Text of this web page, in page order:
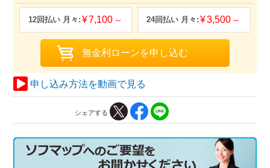
7,100 3,500
申し込み方法を動画で見る
シェアする